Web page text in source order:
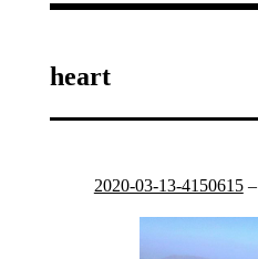
heart
2020-03-13-4150615–